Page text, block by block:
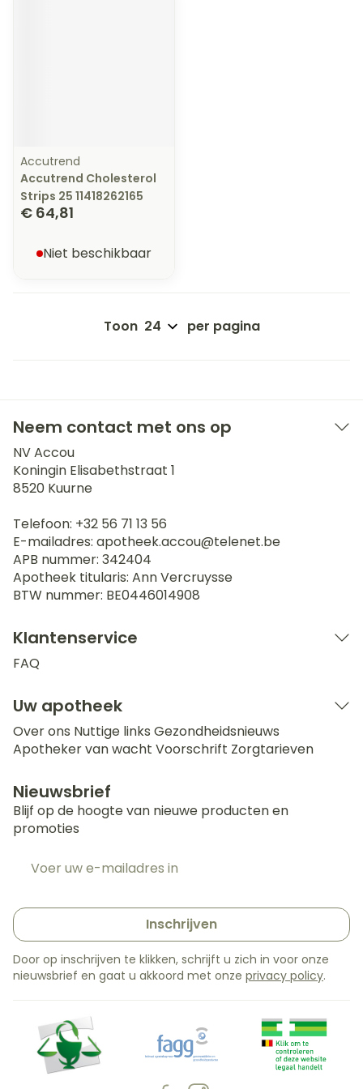
Accutrend
Accutrend Cholesterol
Strips 25 11418262165
€ 64,81
Niet beschikbaar
Toon per pagina
Neem contact met ons op
NV Accou
Koningin Elisabethstraat 1
8520 Kuurne
Telefoon: +32 56 71 13 56
E-mailadres: apotheek.accou@telenet.be
APB nummer: 342404
Apotheek titularis: Ann Vercruysse
BTW nummer: BE0446014908
Klantenservice
FAQ
Uw apotheek
Over ons Nuttige links Gezondheidsnieuws
Apotheker van wacht Voorschrift Zorgtarieven
Nieuwsbrief
Blijf op de hoogte van nieuwe producten en
promoties
Inschrijven
Door op inschrijven te klikken, schrijft u zich in voor onze
nieuwsbrief en gaat u akkoord met onze privacy policy.